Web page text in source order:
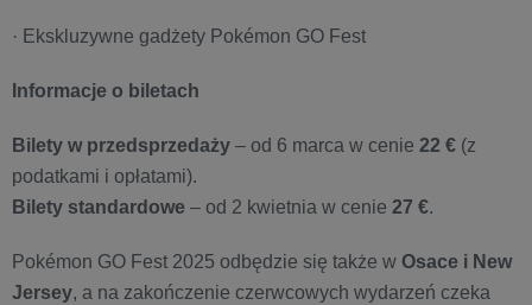
· Ekskluzywne gadżety Pokémon GO Fest
Informacje o biletach
Bilety w przedsprzedaży – od 6 marca w cenie 22 € (z
podatkami i opłatami).
Bilety standardowe – od 2 kwietnia w cenie 27 €.
Pokémon GO Fest 2025 odbędzie się także w Osace i New
Jersey, a na zakończenie czerwcowych wydarzeń czeka